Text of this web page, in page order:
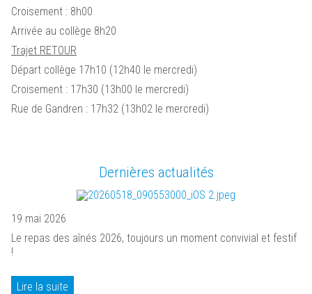
Croisement : 8h00
Arrivée au collège 8h20
Trajet RETOUR
Départ collège 17h10 (12h40 le mercredi)
Croisement : 17h30 (13h00 le mercredi)
Rue de Gandren : 17h32 (13h02 le mercredi)
Dernières actualités
19 mai 2026
Le repas des aînés 2026, toujours un moment convivial et festif
!
Lire la suite